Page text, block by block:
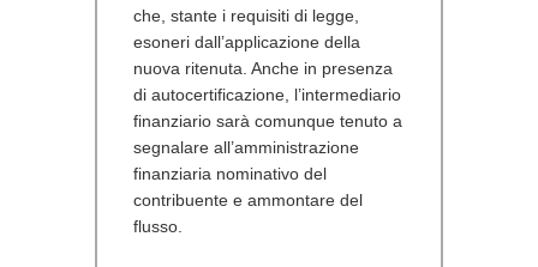
che, stante i requisiti di legge,
esoneri dall’applicazione della
nuova ritenuta. Anche in presenza
di autocertificazione, l’intermediario
finanziario sarà comunque tenuto a
segnalare all’amministrazione
finanziaria nominativo del
contribuente e ammontare del
flusso.